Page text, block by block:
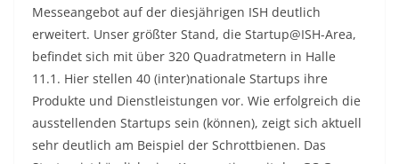
Messeangebot auf der diesjährigen ISH deutlich
erweitert. Unser größter Stand, die Startup@ISH-Area,
befindet sich mit über 320 Quadratmetern in Halle
11.1. Hier stellen 40 (inter)nationale Startups ihre
Produkte und Dienstleistungen vor. Wie erfolgreich die
ausstellenden Startups sein (können), zeigt sich aktuell
sehr deutlich am Beispiel der Schrottbienen. Das